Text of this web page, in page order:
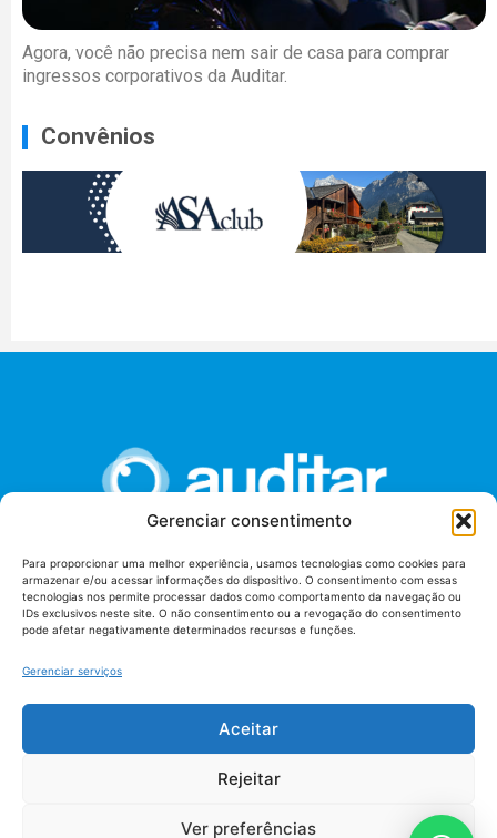
Gerenciar consentimento
Para proporcionar uma melhor experiência, usamos tecnologias como cookies para
armazenar e/ou acessar informações do dispositivo. O consentimento com essas
tecnologias nos permite processar dados como comportamento da navegação ou
IDs exclusivos neste site. O não consentimento ou a revogação do consentimento
pode afetar negativamente determinados recursos e funções.
Gerenciar serviços
Aceitar
Rejeitar
Ver preferências
Agora, você não precisa nem sair de casa para comprar
ingressos corporativos da Auditar.
Convênios
União dos Auditores Federais de Controle Externo -
AUDITAR
Setor de Administração Federal Sul (SAF/Sul), Qd. 04, Lt. 01
Tribunal de Contas da União (TCU), Subsolo, Sala S04
Termos de uso